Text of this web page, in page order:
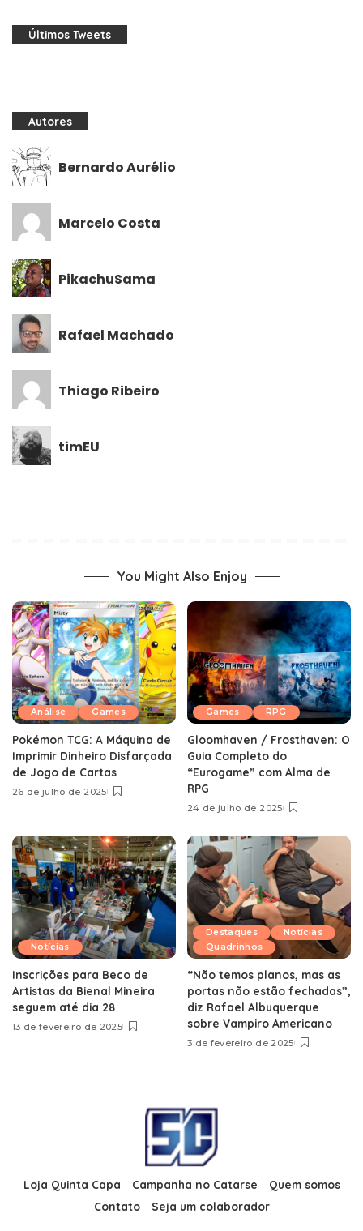
Últimos Tweets
Autores
Bernardo Aurélio
Marcelo Costa
PikachuSama
Rafael Machado
Thiago Ribeiro
timEU
You Might Also Enjoy
Análise Games
Pokémon TCG: A Máquina de
Imprimir Dinheiro Disfarçada
de Jogo de Cartas
26 de julho de 2025
Games RPG
Gloomhaven / Frosthaven: O
Guia Completo do
“Eurogame” com Alma de
RPG
24 de julho de 2025
Notícias
Inscrições para Beco de
Artistas da Bienal Mineira
seguem até dia 28
13 de fevereiro de 2025
Destaques
Notícias
Quadrinhos
“Não temos planos, mas as
portas não estão fechadas”,
diz Rafael Albuquerque
sobre Vampiro Americano
3 de fevereiro de 2025
Loja Quinta Capa Campanha no Catarse
Quem somos
Contato
Seja um colaborador